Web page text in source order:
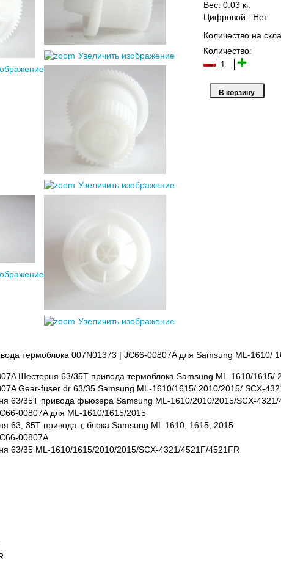
Увеличить изображение
Увеличить изображение
Увеличить изображение
Вес: 0.03 кг.
Цифровой : Нет
Количество на
Количество:
термоблока 007N01373 | JC66-00807A для Samsung ML-1610/
Шестерня 63/35T привода термоблока Samsung ML-1610/1615/
Gear-fuser dr 63/35 Samsung ML-1610/1615/ 2010/2015/ SCX-
63/35T привода фьюзера Samsung ML-1610/2010/2015/SCX-4321/
00807A для ML-1610/1615/2015
63, 35T привода т, блока Samsung ML 1610, 1615, 2015
00807A
63/35 ML-1610/1615/2010/2015/SCX-4321/4521F/4521FR